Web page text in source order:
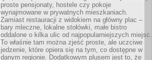
proste pensjonaty, hostele czy pokoje
wynajmowane w prywatnych mieszkaniach.
Zamiast restauracji z widokiem na główny plac –
bary mleczne, lokalne stołówki, małe bistro
oddalone o kilka ulic od najpopularniejszych miejsc.
To właśnie tam można zjeść proste, ale uczciwe
jedzenie, które opiera się na tym, co dostępne w
danym regionie. Dodatkowym plusem jest to, że